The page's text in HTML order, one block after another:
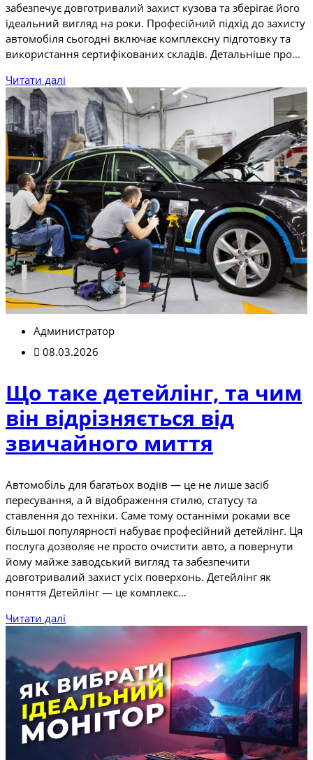
забезпечує довготривалий захист кузова та зберігає його
ідеальний вигляд на роки. Професійний підхід до захисту
автомобіля сьогодні включає комплексну підготовку та
використання сертифікованих складів. Детальніше про…
Читати далі
Администратор
08.03.2026
Що таке детейлінг, та чим
він відрізняється від
звичайного миття
Автомобіль для багатьох водіїв — це не лише засіб
пересування, а й відображення стилю, статусу та
ставлення до техніки. Саме тому останніми роками все
більшої популярності набуває професійний детейлінг. Ця
послуга дозволяє не просто очистити авто, а повернути
йому майже заводський вигляд та забезпечити
довготривалий захист усіх поверхонь. Детейлінг як
поняття Детейлінг — це комплекс…
Читати далі